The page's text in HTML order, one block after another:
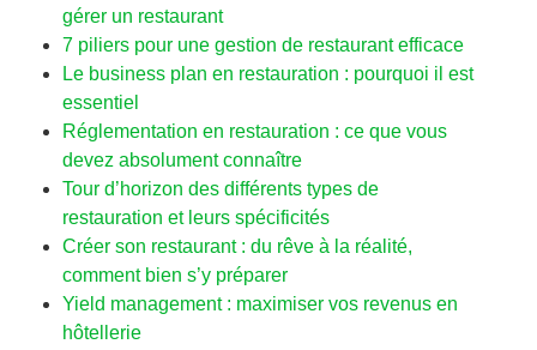
gérer un restaurant
7 piliers pour une gestion de restaurant efficace
Le business plan en restauration : pourquoi il est
essentiel
Réglementation en restauration : ce que vous
devez absolument connaître
Tour d’horizon des différents types de
restauration et leurs spécificités
Créer son restaurant : du rêve à la réalité,
comment bien s’y préparer
Yield management : maximiser vos revenus en
hôtellerie